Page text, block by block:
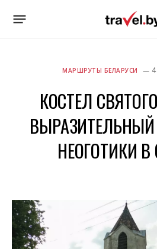
МАРШРУТЫ БЕЛАРУСИ
КОСТЕЛ
НЕОГОТИКИ